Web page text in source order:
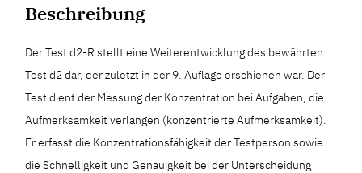
Beschreibung
Der Test d2-R stellt eine Weiterentwicklung des bewährten
Test d2 dar, der zuletzt in der 9. Auflage erschienen war. Der
Test dient der Messung der Konzentration bei Aufgaben, die
Aufmerksamkeit verlangen (konzentrierte Aufmerksamkeit).
Er erfasst die Konzentrationsfähigkeit der Testperson sowie
die Schnelligkeit und Genauigkeit bei der Unterscheidung